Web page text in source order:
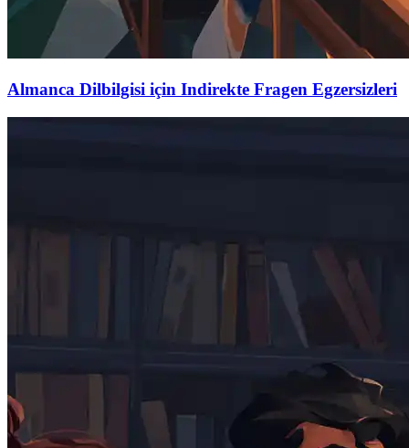
Almanca Dilbilgisi için Indirekte Fragen Egzersizleri